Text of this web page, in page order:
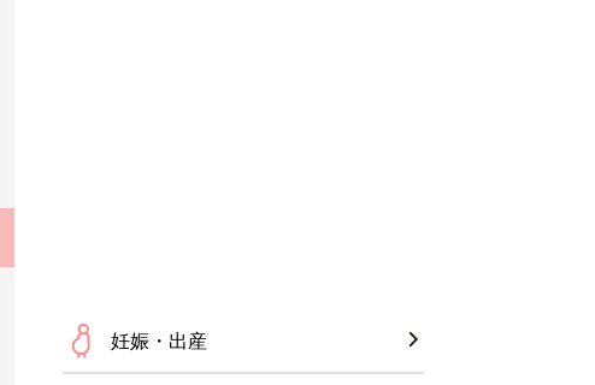
妊娠・出産